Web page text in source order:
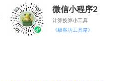
微信小程序2
计算换算小工具
《极客坊工具箱》